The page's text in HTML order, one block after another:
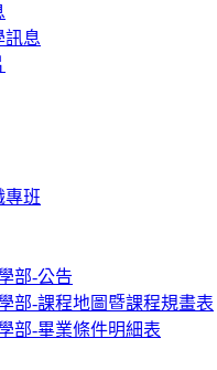
訊息
專班
部-公告
部-課程地圖暨課程規畫表
部-畢業條件明細表